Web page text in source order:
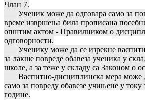
Члан 7.
Ученик може да одговара само за
време извршења била прописана
општим актом - Правилником о
одговорности.
Ученику може да се изрекне
за лакше повреде обавеза ученика у
школе, а за теже у складу са Законом о
Васпитно-дисциплинска мера може
само за повреду обавезе учињене у току
године.